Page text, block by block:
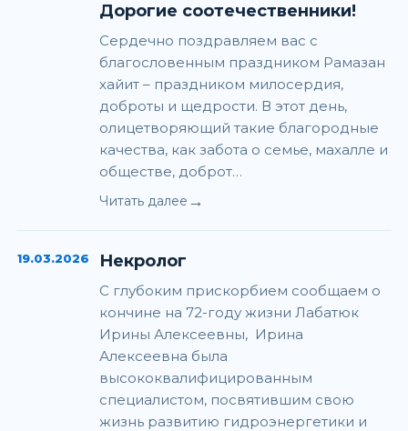
Дорогие соотечественники!
Сердечно поздравляем вас с
благословенным праздником Рамазан
хайит – праздником милосердия,
доброты и щедрости. В этот день,
олицетворяющий такие благородные
качества, как забота о семье, махалле и
обществе, доброт…
Читать далее →
19.03.2026 Некролог
С глубоким прискорбием сообщаем о
кончине на 72-году жизни Лабатюк
Ирины Алексеевны, Ирина
Алексеевна была
высококвалифицированным
специалистом, посвятившим свою
жизнь развитию гидроэнергетики и